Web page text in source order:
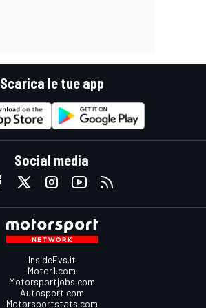
Scarica le tue app
Social media
InsideEvs.it
Motor1.com
Motorsportjobs.com
Autosport.com
Motorsportstats.com